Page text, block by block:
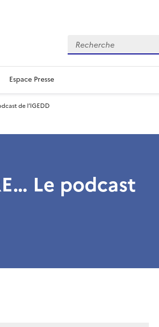
Recherche
Espace Presse
de l’IGEDD
Le podcast